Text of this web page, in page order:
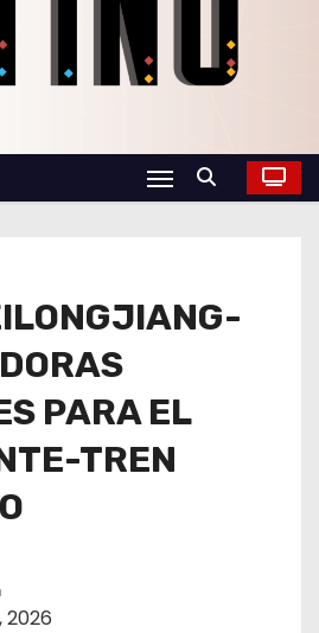
PARA EL
TREN
2026